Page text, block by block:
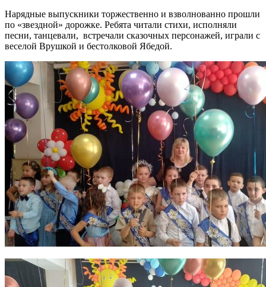
Нарядные выпускники торжественно и взволнованно прошли
по «звездной» дорожке. Ребята читали стихи, исполняли
песни, танцевали, встречали сказочных персонажей, играли с
веселой Врушкой и бестолковой Ябедой.